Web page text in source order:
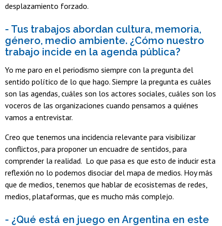
desplazamiento forzado.
- Tus trabajos abordan cultura, memoria,
género, medio ambiente. ¿Cómo nuestro
trabajo incide en la agenda pública?
Yo me paro en el periodismo siempre con la pregunta del
sentido político de lo que hago. Siempre la pregunta es cuáles
son las agendas, cuáles son los actores sociales, cuáles son los
voceros de las organizaciones cuando pensamos a quiénes
vamos a entrevistar.
Creo que tenemos una incidencia relevante para visibilizar
conflictos, para proponer un encuadre de sentidos, para
comprender la realidad. Lo que pasa es que esto de inducir esta
reflexión no lo podemos disociar del mapa de medios. Hoy más
que de medios, tenemos que hablar de ecosistemas de redes,
medios, plataformas, que es mucho más complejo.
- ¿Qué está en juego en Argentina en este